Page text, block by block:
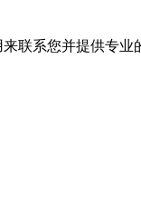
联系您并提供专